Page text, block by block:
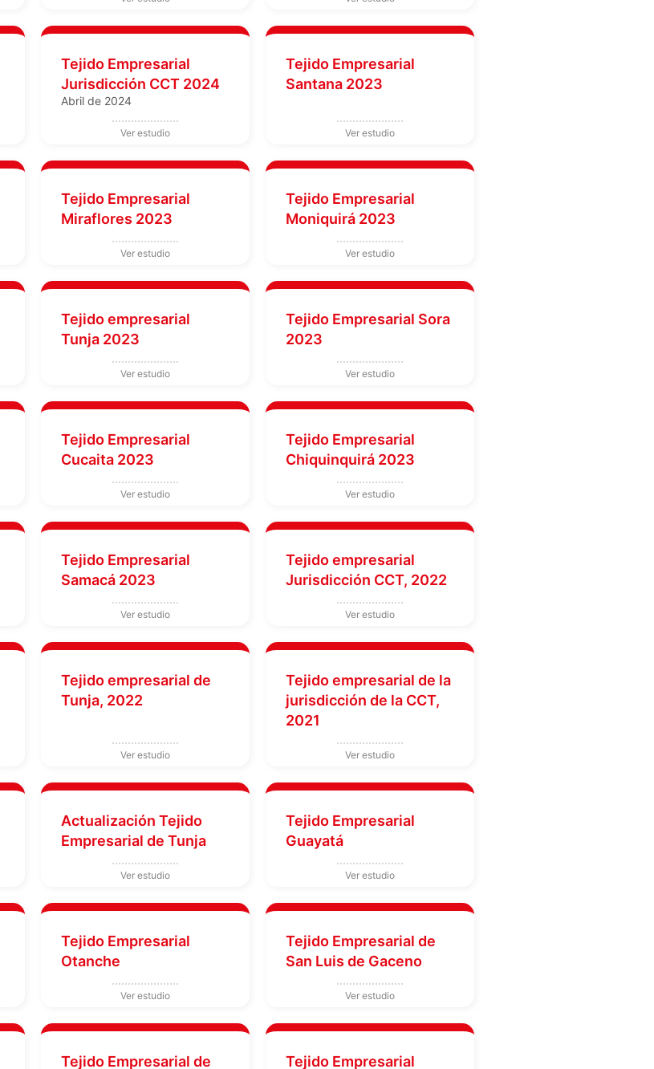
Tejido Empresarial
Jurisdicción CCT 2024
Abril de 2024
Tejido Empresarial
Santana 2023
Tejido Empresarial
Miraflores 2023
Tejido Empresarial
Moniquirá 2023
Tejido empresarial
Tunja 2023
Tejido Empresarial Sora
2023
Tejido Empresarial
Cucaita 2023
Tejido Empresarial
Chiquinquirá 2023
Tejido Empresarial
Samacá 2023
Tejido empresarial
Jurisdicción CCT, 2022
Tejido empresarial de
Tunja, 2022
Tejido empresarial de la
jurisdicción de la CCT,
2021
Actualización Tejido
Empresarial de Tunja
Tejido Empresarial
Guayatá
Tejido Empresarial
Otanche
Tejido Empresarial de
San Luis de Gaceno
Tejido Empresarial de Tejido Empresarial